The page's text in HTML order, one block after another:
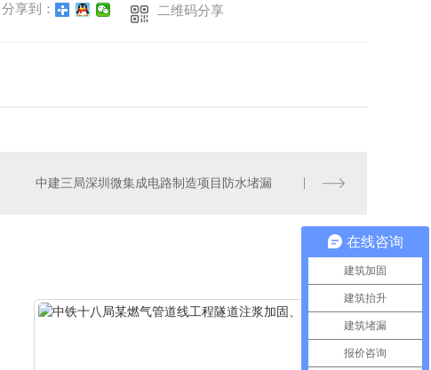
分享到： 二维码分享
中建三局深圳微集成电路制造项目防水堵漏
MORE+
在线咨询
建筑加固
建筑抬升
建筑堵漏
报价咨询